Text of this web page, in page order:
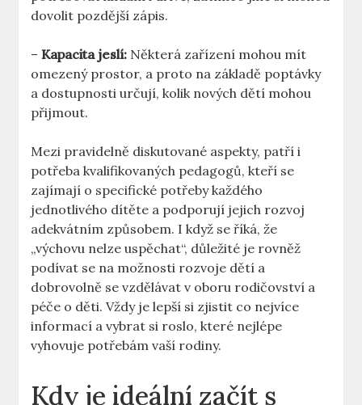
dovolit pozdější zápis.
–Kapacita jeslí: Některá zařízení mohou mít
omezený prostor, a proto na základě poptávky
a dostupnosti určují, kolik nových dětí mohou
přijmout.
Mezi pravidelně diskutované aspekty, patří i
potřeba kvalifikovaných pedagogů, kteří se
zajímají o specifické potřeby každého
jednotlivého dítěte a podporují jejich rozvoj
adekvátním způsobem. I když se říká, že
„výchovu nelze uspěchat“, důležité je rovněž
podívat se na možnosti rozvoje dětí a
dobrovolně se vzdělávat v oboru rodičovství a
péče o děti. Vždy je lepší si zjistit co nejvíce
informací a vybrat si roslo, které nejlépe
vyhovuje potřebám vaší rodiny.
Kdy je ideální začít s